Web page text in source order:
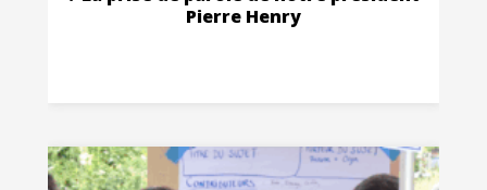
Pierre Henry